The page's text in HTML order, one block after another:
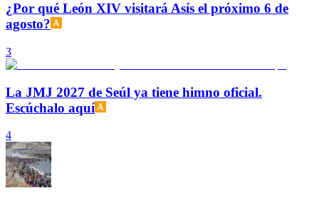
¿Por qué León XIV visitará Asís el próximo 6 de
agosto?
3
La JMJ 2027 de Seúl ya tiene himno oficial.
Escúchalo aquí
4